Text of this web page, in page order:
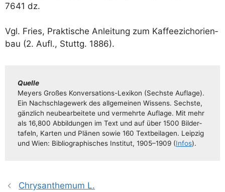
7641 dz.
Vgl. Fries, Prak­ti­sche Anlei­tung zum Kaf­fee­zi­cho­ri­en­
bau (2. Aufl., Stuttg. 1886).
Quel­le
Mey­ers Gro­ßes Kon­­­ver­­­sa­­ti­ons-Lexi­­kon (Sechs­te Auf­la­ge).
Ein Nach­schla­ge­werk des all­ge­mei­nen Wis­sens. Sechs­te,
gänz­lich neu­be­ar­bei­te­te und ver­mehr­te Auf­la­ge. Mit mehr
als 16,800 Abbil­dun­gen im Text und auf über 1500 Bil­der­
ta­feln, Kar­ten und Plä­nen sowie 160 Text­bei­la­gen. Leip­zig
und Wien: Biblio­gra­phi­sches Insti­tut, 1905–1909 (Infos).
Chrysanthemum L.